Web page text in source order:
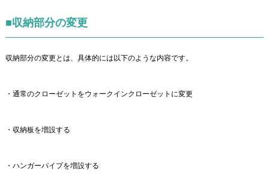
■収納部分の変更
収納部分の変更とは、具体的には以下のような内容です。
・通常のクローゼットをウォークインクローゼットに変更
・収納板を増設する
・ハンガーパイプを増設する